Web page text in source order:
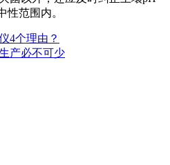
性范围内。
4个理由？
产必不可少